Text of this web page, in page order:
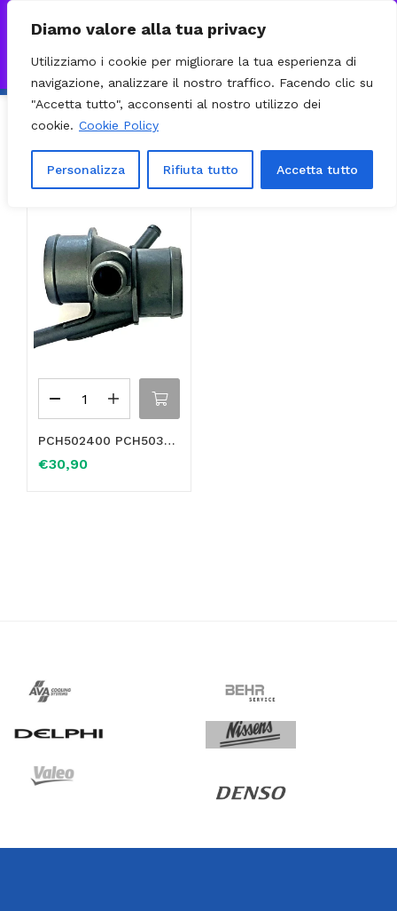
Diamo valore alla tua privacy
Utilizziamo i cookie per migliorare la tua esperienza di
navigazione, analizzare il nostro traffico. Facendo clic su
"Accetta tutto", acconsenti al nostro utilizzo dei
cookie. Cookie Policy
Personalizza Rifiuta tutto Accetta tutto
VISITA IL NOSTRO E-COMMERCE – SPEDIZIONI NAZIONALI E
INVIATE CON CORRIERE DHL EXPRESS - BRT - UPSIgnora
Visualizzazione del risultato
Filter
PCH502400 PCH503180 PCH503110 PCH503250 PCH503340 RACCORDO RADIATORE PER MANICOTTO FLESSIBILE A 5 VIE PER LAND ROVER Range Rover Sport V8
€30,90